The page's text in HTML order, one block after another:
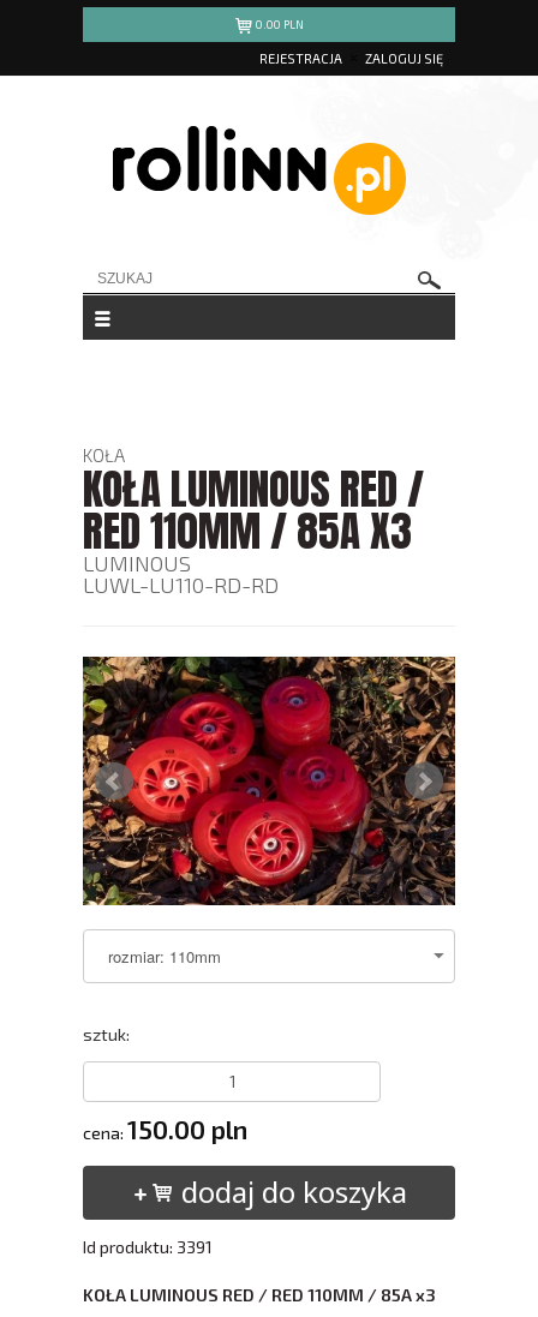
0.00 PLN
REJESTRACJA ZALOGUJ SIĘ
KOŁA
KOŁA LUMINOUS RED /
RED 110MM / 85A X3
LUMINOUS
LUWL-LU110-RD-RD
sztuk:
cena: 150.00 pln
dodaj do koszyka
Id produktu: 3391
KOŁA LUMINOUS RED / RED 110MM / 85A x3